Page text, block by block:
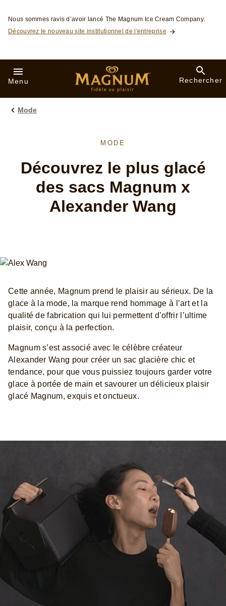
Nous sommes ravis d’avoir lancé The Magnum Ice Cream Company.
Découvrez le nouveau site institutionnel de l'entreprise
Menu Rechercher
Mode
MODE
Découvrez le plus glacé
des sacs Magnum x
Alexander Wang
Cette année, Magnum prend le plaisir au sérieux. De la
glace à la mode, la marque rend hommage à l’art et la
qualité de fabrication qui lui permettent d’offrir l’ultime
plaisir, conçu à la perfection.
Magnum s’est associé avec le célèbre créateur
Alexander Wang pour créer un sac glacière chic et
tendance, pour que vous puissiez toujours garder votre
glace à portée de main et savourer un délicieux plaisir
glacé Magnum, exquis et onctueux.